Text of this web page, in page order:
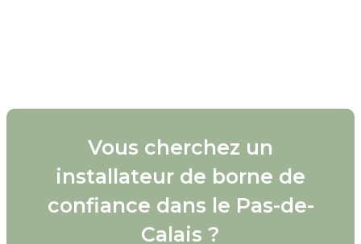
Vous cherchez un
installateur de borne de
confiance dans le Pas-de-
Calais ?